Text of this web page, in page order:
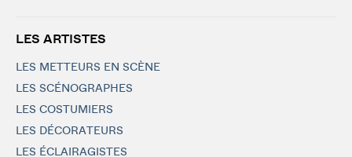
LES ARTISTES
LES METTEURS EN SCÈNE
LES SCÉNOGRAPHES
LES COSTUMIERS
LES DÉCORATEURS
LES ÉCLAIRAGISTES